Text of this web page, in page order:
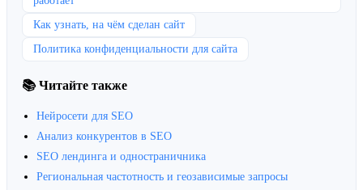
Как узнать, на чём сделан сайт
Политика конфиденциальности для сайта
📚 Читайте также
Нейросети для SEO
Анализ конкурентов в SEO
SEO лендинга и одностраничника
Региональная частотность и геозависимые запросы